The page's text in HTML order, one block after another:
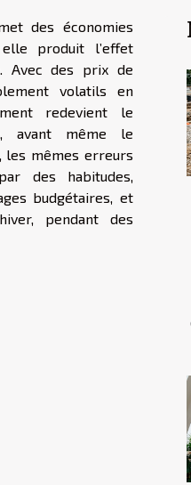
des économies
elle produit l’effet
Avec des prix de
volatils en
redevient le
avant même le
les mêmes erreurs
des habitudes,
budgétaires, et
pendant des